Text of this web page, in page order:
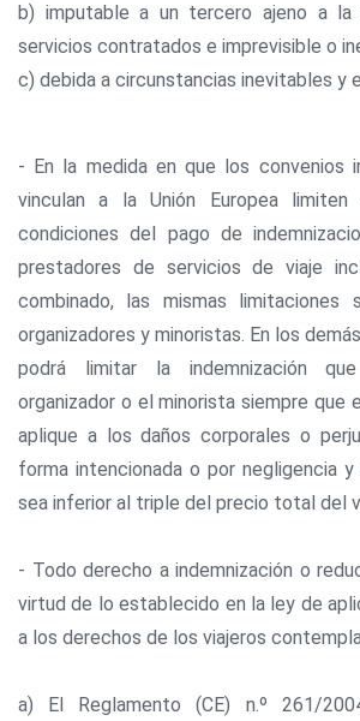
b) imputable a un tercero ajeno a la
servicios contratados e imprevisible o
c) debida a circunstancias inevitables y
- En la medida en que los convenios
vinculan a la Unión Europea
condiciones del pago de
prestadores de servicios de viaje
combinado, las mismas limitaciones
organizadores y minoristas. En los
podrá limitar la indemnización
organizador o el minorista siempre que
aplique a los daños corporales o
forma intencionada o por negligencia
sea inferior al triple del precio total del
- Todo derecho a indemnización o
virtud de lo establecido en la ley de
a los derechos de los viajeros
a) El Reglamento (CE) n.º 261/